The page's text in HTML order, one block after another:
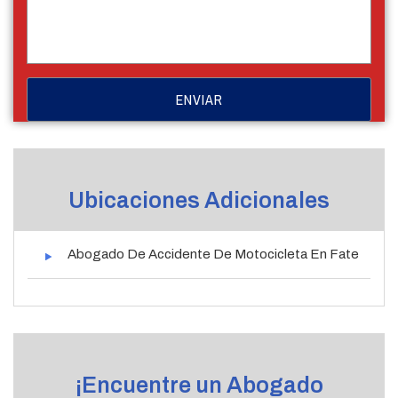
Ubicaciones Adicionales
Abogado De Accidente De Motocicleta En Fate
¡Encuentre un Abogado